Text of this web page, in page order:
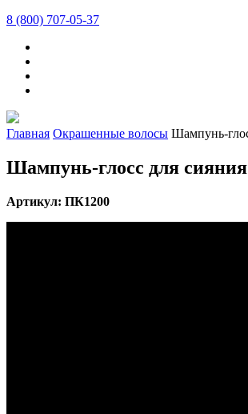
8 (800) 707-05-37
Главная Окрашенные волосы Шампунь-
Шампунь-глосс для
Артикул: ПК1200